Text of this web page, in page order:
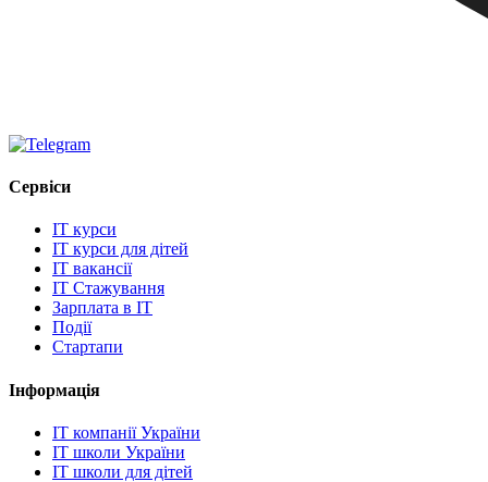
Сервіси
IT курси
IT курси для дітей
IT вакансії
IT Стажування
Зарплата в IT
Події
Стартапи
Інформація
IT компанії України
IT школи України
IT школи для дітей